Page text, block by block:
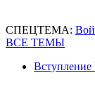
СПЕЦТЕМА:
ВСЕ ТЕМЫ